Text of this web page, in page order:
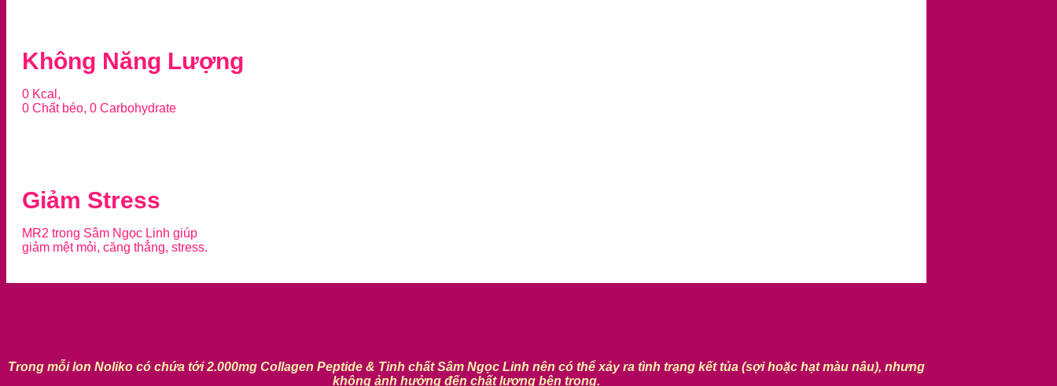
Không Năng Lượng
0 Kcal,
0 Chất béo, 0 Carbohydrate
Giảm Stress
MR2 trong Sâm Ngọc Linh giúp
giảm mệt mỏi, căng thẳng, stress.
Trong mỗi lon Noliko có chứa tới 2.000mg Collagen Peptide & Tinh chất Sâm Ngọc Linh nên có thể xảy ra tình trạng kết tủa (sợi hoặc hạt màu nâu), nhưng
không ảnh hưởng đến chất lượng bên trong.